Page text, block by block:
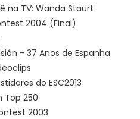
na TV: Wanda Staurt
2004 (Final)
- 37 Anos de Espanha
do ESC2013
Top 250
2003